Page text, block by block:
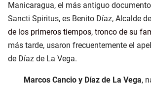
Manicaragua, el más antiguo
Sancti Spiritus, es Benito Díaz, Alcalde
de los primeros tiempos, tronco de su
más tarde, usaron frecuentemente el
de Díaz de La Vega.
Marcos Cancio y Díaz de La Vega,